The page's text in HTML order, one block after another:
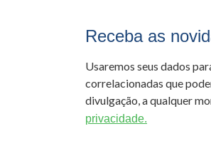
Receba as
Usaremos seus dados
correlacionadas que
divulgação, a qualquer
privacidade.